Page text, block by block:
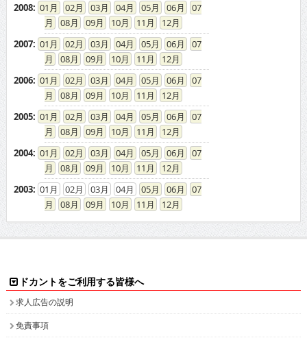
2008: 01 02 03 04 05 06
07
08
09 10 11
12
2007: 01 02 03 04 05 06
07
08
09 10 11
12
2006: 01 02 03 04 05 06
07
08
09 10 11
12
2005: 01 02 03 04 05 06
07
08
09 10 11
12
2004: 01 02 03 04 05 06
07
08
09 10 11
12
2003: 01 02 03 04 05 06
07
08
09 10 11 12
ドカントをご利用する皆様へ
求人広告の説明
免責事項